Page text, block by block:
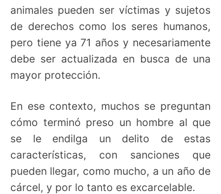
animales pueden ser víctimas y sujetos
de derechos como los seres humanos,
pero tiene ya 71 años y necesariamente
debe ser actualizada en busca de una
mayor protección.
En ese contexto, muchos se preguntan
cómo terminó preso un hombre al que
se le endilga un delito de estas
características, con sanciones que
pueden llegar, como mucho, a un año de
cárcel, y por lo tanto es excarcelable.